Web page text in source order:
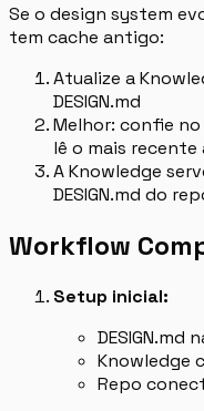
Se o design system
tem cache antigo:
Atualize a
DESIGN.md
Melhor: confie
lê o mais recente
A Knowledge
DESIGN.md do
Workflow
Setup inicial:
DESIGN.md
Knowledge
Repo